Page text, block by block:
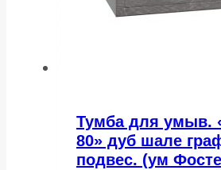
Тумба для умыв.
80» дуб шале
подвес. (ум